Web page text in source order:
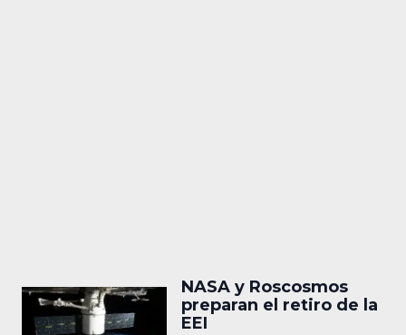
NASA y Roscosmos
preparan el retiro de la
EEI